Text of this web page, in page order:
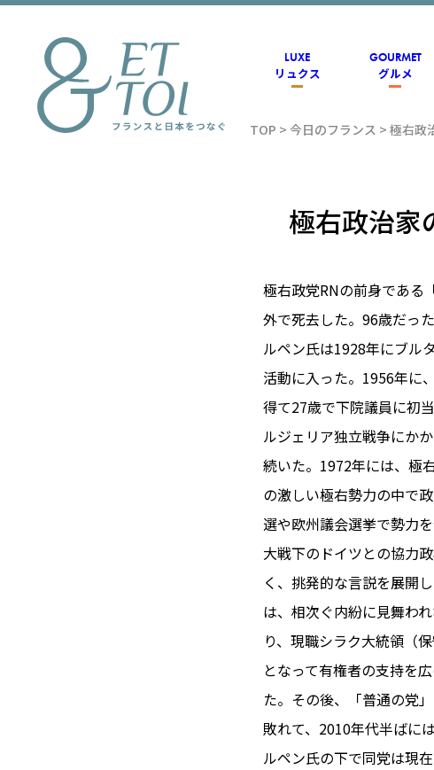
内
LUXE
リュクス
GOURMET
グルメ
TAG
タグ
#トゥールーズ
#フランス旅行
#
#データで読み解
#フランス郵便情報
#求人
#フランス
#いざという時に
#カルカッソンヌ
#フランス生活
TOP >今日のフランス >極右政
極右政治家
極右政党RNの前身である
外で死去した。96歳だっ
ルペン氏は1928年にブル
活動に入った。1956年に
得て27歳で下院議員に初
ルジェリア独立戦争にか
続いた。1972年には、極
の激しい極右勢力の中で
選や欧州議会選挙で勢力
大戦下のドイツとの協力
く、挑発的な言説を展開
は、相次ぐ内紛に見舞わ
り、現職シラク大統領（
となって有権者の支持を
た。その後、「普通の党
敗れて、2010年代半ばに
ルペン氏の下で同党は現